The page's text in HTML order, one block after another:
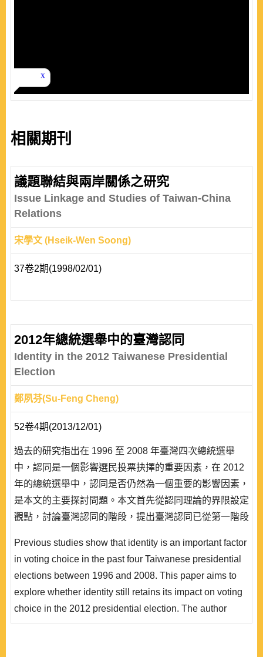
相關期刊
議題聯結與兩岸關係之研究
Issue Linkage and Studies of Taiwan-China
Relations
宋學文 (Hseik-Wen Soong)
37卷2期(1998/02/01)
2012年總統選舉中的臺灣認同
Identity in the 2012 Taiwanese Presidential
Election
鄭夙芬(Su-Feng Cheng)
52卷4期(2013/12/01)
過去的研究指出在 1996 至 2008 年臺灣四次總統選舉
中，認同是一個影響選民投票抉擇的重要因素，在 2012
年的總統選舉中，認同是否仍然為一個重要的影響因素，
是本文的主要探討問題。本文首先從認同理論的界限設定
觀點，討論臺灣認同的階段，提出臺灣認同已從第一階段
之爭，而在兩岸恢復交流後，因為認同界限的改變(臺灣
vs.中國)，進入到第三階段的「國家認同」層次。在第三
個階段，臺灣與中國之間存在文化聯繫與政治..
Previous studies show that identity is an important factor
in voting choice in the past four Taiwanese presidential
elections between 1996 and 2008. This paper aims to
explore whether identity still retains its impact on voting
choice in the 2012 presidential election. The author
starts with the discussion on the development of the